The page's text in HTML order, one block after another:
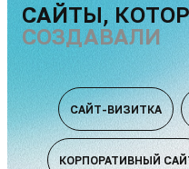
САЙТЫ,
СОЗДАВАЛИ
САЙТ-ВИЗИТКА
КОРПОРАТИВНЫЙ